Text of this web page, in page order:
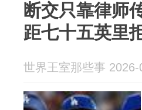
断交只靠律师
距七十五英里
世界王室那些事 2026-